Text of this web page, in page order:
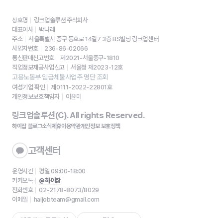
상호명
링크업솔루션 주식회사
대표이사
박나래
주소
서울특별시 중구 동호로 14길7 3층 BS빌딩 링크업센터
사업자번호
236-86-02066
통신판매신고번호
제2021-서울중구-1810
직업정보제공사업신고
서울청 제2023-12호
고용노동부 임금체불사업주 명단 조회
여성기업 확인
제0111-2022-22801호
개인정보보호책임자
이윤미
링크업솔루션(C). All rights Reserved.
하이잡 블로그소식제휴이용약관개인정보 보호정책
고객센터
운영시간
평일 09:00-18:00
카카오톡
@하이잡
전화번호
02-2178-8073/8029
이메일
haijobteam@gmail.com